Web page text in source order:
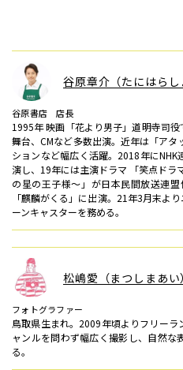
谷原章介（たにはらし
谷原書店 店長
1995年 映画「花より男子」道明寺司役
舞台、CMなど多数出演。近年は「ア
ションなど幅広く活躍。2018年に
演し、19年には主演ドラマ 「笑点ドラ
の星の王子様～」が日本民間放送連
「麒麟がくる」に出演。21年3月末よ
ーンキャスターを務める。
松嶋愛（まつしまあい
フォトグラファー
鳥取県生まれ。2009年頃よりフリー
ャンルを問わず幅広く撮影し、自然
る。